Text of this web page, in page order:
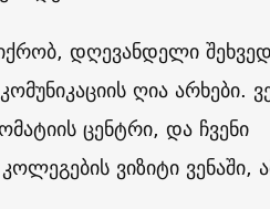
დღევანდელი
ღია არხები.
ცენტრი, და ჩვენი
ვიზიტი ვენაში,